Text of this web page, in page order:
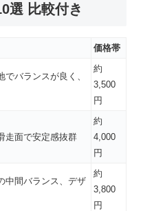
選 比較付き
価格帯
でバランスが良く、
約
3,500
円
走面で安定感抜群
約
4,000
円
中間バランス、デザ
約
3,800
円